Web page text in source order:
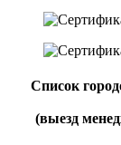
Список
(выезд